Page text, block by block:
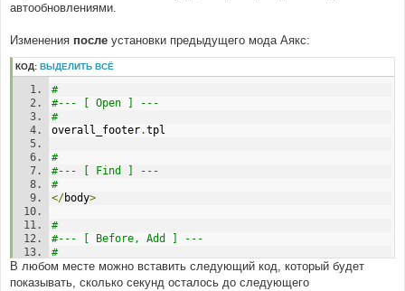
автообновлениями.
Изменения после установки предыдущего мода Аякс:
КОД: ВЫДЕЛИТЬ ВСЁ
#
#--- [ Open ] ---
#
overall_footer.tpl
#
#--- [ Find ] ---
#
</body>
#
#--- [ Before, Add ] ---
#
< script type= "text/javascript"
src
"auto_recent_ajax.js"></script>
В любом месте можно вставить следующий код, который будет
показывать, сколько секунд осталось до следующего